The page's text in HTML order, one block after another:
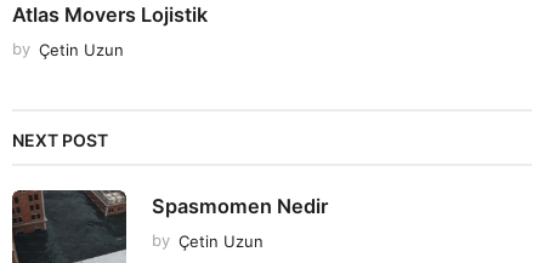
Atlas Movers Lojistik
by Çetin Uzun
NEXT POST
Spasmomen Nedir
by Çetin Uzun